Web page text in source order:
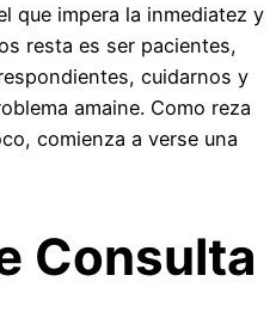
que impera la inmediatez y
resta es ser pacientes,
cuidarnos y
amaine. Como reza
comienza a verse una
Consulta